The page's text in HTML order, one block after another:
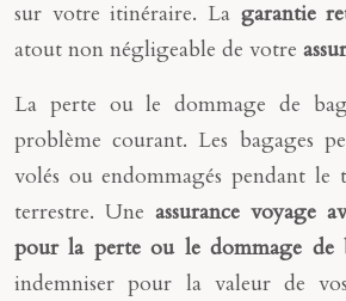
sur votre itinéraire. La garantie
atout non négligeable de votre
La perte ou le dommage de
problème courant. Les bagages
volés ou endommagés pendant le
terrestre. Une assurance voyage
pour la perte ou le dommage de
indemniser pour la valeur de